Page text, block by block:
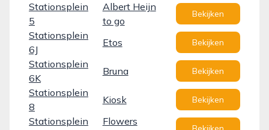
Stationsplein
5
Albert Heijn
to go
Bekijken
Stationsplein
6J
Etos Bekijken
Stationsplein
6K
Bruna Bekijken
Stationsplein
8
Kiosk Bekijken
Stationsplein
Flowers